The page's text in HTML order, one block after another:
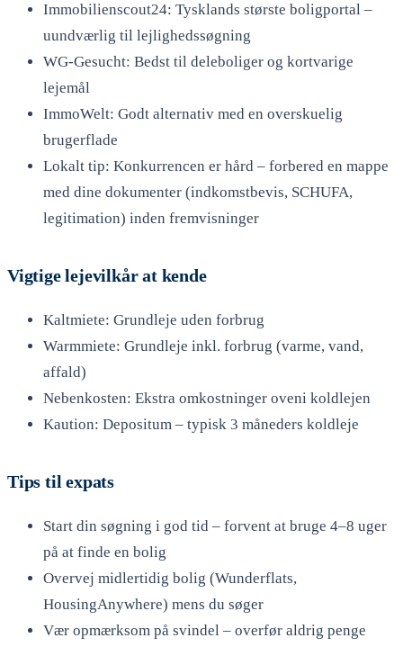
Immobilienscout24: Tysklands største boligportal –
uundværlig til lejlighedssøgning
WG-Gesucht: Bedst til deleboliger og kortvarige
lejemål
ImmoWelt: Godt alternativ med en overskuelig
brugerflade
Lokalt tip: Konkurrencen er hård – forbered en mappe
med dine dokumenter (indkomstbevis, SCHUFA,
legitimation) inden fremvisninger
Vigtige lejevilkår at kende
Kaltmiete: Grundleje uden forbrug
Warmmiete: Grundleje inkl. forbrug (varme, vand,
affald)
Nebenkosten: Ekstra omkostninger oveni koldlejen
Kaution: Depositum – typisk 3 måneders koldleje
Tips til expats
Start din søgning i god tid – forvent at bruge 4–8 uger
på at finde en bolig
Overvej midlertidig bolig (Wunderflats,
HousingAnywhere) mens du søger
Vær opmærksom på svindel – overfør aldrig penge